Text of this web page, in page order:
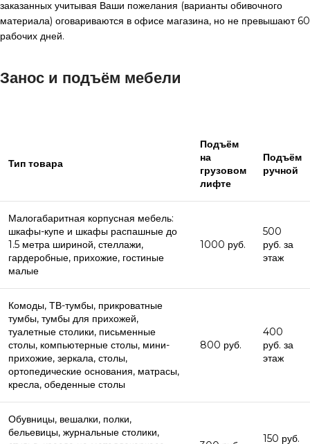
заказанных учитывая Ваши пожелания (варианты обивочного
материала) оговариваются в офисе магазина, но не превышают 60
рабочих дней.
Занос и подъём мебели
Тип товара
Подъём
на
грузовом
лифте
Подъём
ручной
Малогабаритная корпусная мебель:
шкафы-купе и шкафы распашные до
1.5 метра шириной, стеллажи,
гардеробные, прихожие, гостиные
малые
1000 руб.
500
руб. за
этаж
Комоды, ТВ-тумбы, прикроватные
тумбы, тумбы для прихожей,
туалетные столики, письменные
столы, компьютерные столы, мини-
прихожие, зеркала, столы,
ортопедические основания, матрасы,
кресла, обеденные столы
800 руб.
400
руб. за
этаж
Обувницы, вешалки, полки,
бельевицы, журнальные столики,
150 руб.